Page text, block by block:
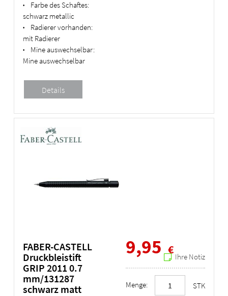
•
Farbe des Schaftes:
schwarz metallic
•
Radierer vorhanden:
mit Radierer
•
Mine auswechselbar:
Mine auswechselbar
FABER-CASTELL
Druckbleistift
GRIP 2011 0.7
mm/131287
schwarz matt
9,95 €
Ihre Notiz
Menge: STK